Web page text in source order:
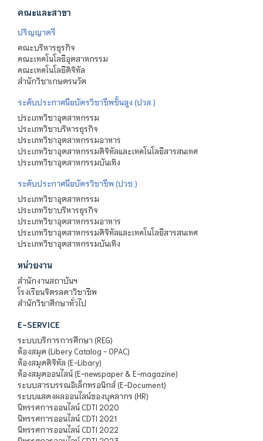
คณะและสาขา
ปริญญาตรี
คณะบริหารธุรกิจ
คณะเทคโนโลยีอุตสาหกรรม
คณะเทคโนโลยีดิจิทัล
สำนักวิชาเกษตรนวัต
ระดับประกาศนียบัตรวิชาชีพชั้นสูง (ปวส.)
ประเภทวิชาอุตสาหกรรม
ประเภทวิชาบริหารธุรกิจ
ประเภทวิชาอุตสาหกรรมอาหาร
ประเภทวิชาอุตสาหกรรมดิจิทัลและเทคโนโลยีสารสนเทศ
ประเภทวิชาอุตสาหกรรมบันเทิง
ระดับประกาศนียบัตรวิชาชีพ (ปวช.)
ประเภทวิชาอุตสาหกรรม
ประเภทวิชาบริหารธุรกิจ
ประเภทวิชาอุตสาหกรรมอาหาร
ประเภทวิชาอุตสาหกรรมดิจิทัลและเทคโนโลยีสารสนเทศ
ประเภทวิชาอุตสาหกรรมบันเทิง
หน่วยงาน
สำนักงานสถาบันฯ
โรงเรียนจิตรลดาวิชาชีพ
สำนักวิชาศึกษาทั่วไป
E-SERVICE
ระบบบริการการศึกษา (REG)
ห้องสมุด (Libery Catalog - OPAC)
ห้องสมุดดิจิทัล (E-Libary)
ห้องสมุดออนไลน์ (E-newspaper & E-magazine)
ระบบสารบรรณอิเล็กทรอนิกส์ (E-Document)
ระบบแสดงผลออนไลน์ของบุคลากร (HR)
นิทรรศการออนไลน์ CDTI 2020
นิทรรศการออนไลน์ CDTI 2021
นิทรรศการออนไลน์ CDTI 2022